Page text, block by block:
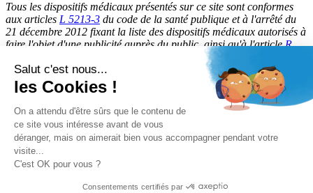
Tous les dispositifs médicaux présentés sur ce site sont conformes
aux articles L 5213-3 du code de la santé publique et à l'arrêté du
21 décembre 2012 fixant la liste des dispositifs médicaux autorisés à
faire l'objet d'une publicité auprès du public, ainsi qu'à l'articleR
du code de la santé publique. Par conséquent, ils peuvent
être légalement promus et rendus accessibles au public.
© 2026 Girodmedical. Tous droits réservés.
Paiement 100 % sécurisé !
Contrôle Anti-Fraude, Certificat SSL
Salut c'est nous...
les Cookies !
On a attendu d'être sûrs que le contenu de
ce site vous intéresse avant de vous
déranger, mais on aimerait bien vous accompagner pendant votre
visite...
C'est OK pour vous ?
Consentements certifiés par